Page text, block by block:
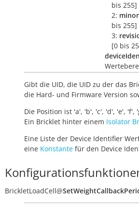
bis 255]
2: minor
bis 255]
3:
[0 bis
Gibt die UID, die UID zu der das
die Hard- und Firmware Version
Die Position ist 'a', 'b', 'c', 'd', 'e', 'f',
Ein Bricklet hinter einem Isolator
Eine Liste der Device Identifier
eine Konstante für den Device
BrickletLoadCell@